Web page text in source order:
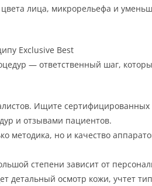
цвета лица, микрорельефа и
Exclusive Best
— ответственный шаг,
Ищите сертифицированных
и отзывами пациентов.
методика, но и качество
степени зависит от
детальный осмотр кожи, учтет